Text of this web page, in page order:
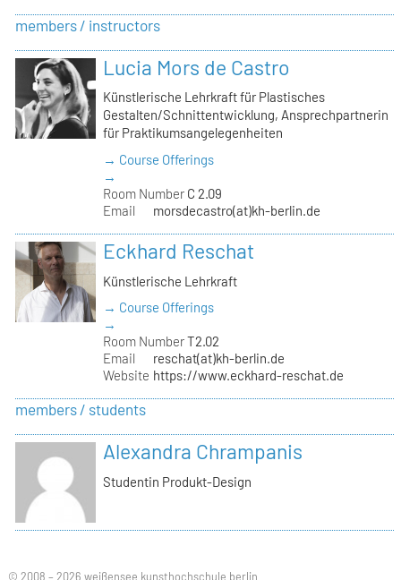
members / instructors
Lucia Mors de Castro
Künstlerische Lehrkraft für Plastisches
Gestalten/Schnittentwicklung, Ansprechpartnerin
für Praktikumsangelegenheiten
→ Course Offerings
→
Room Number C 2.09
Email
morsdecastro(at)kh-berlin.de
Eckhard Reschat
Künstlerische Lehrkraft
→ Course Offerings
→
Room NumberT2.02
Email
reschat(at)kh-berlin.de
Website https://www.eckhard-reschat.de
members / students
Alexandra Chrampanis
Studentin Produkt-Design
© 2008 – 2026 weißensee kunsthochschule berlin